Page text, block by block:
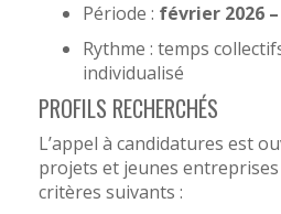
Période : février 2026
Rythme : temps
individualisé
PROFILS RECHERCHÉS
L’appel à candidatures est
projets et jeunes
critères suivants :